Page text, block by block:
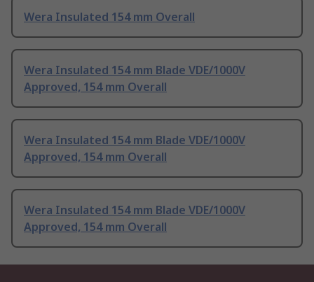
Wera Insulated 154 mm Overall
Wera Insulated 154 mm Blade VDE/1000V
Approved, 154 mm Overall
Wera Insulated 154 mm Blade VDE/1000V
Approved, 154 mm Overall
Wera Insulated 154 mm Blade VDE/1000V
Approved, 154 mm Overall